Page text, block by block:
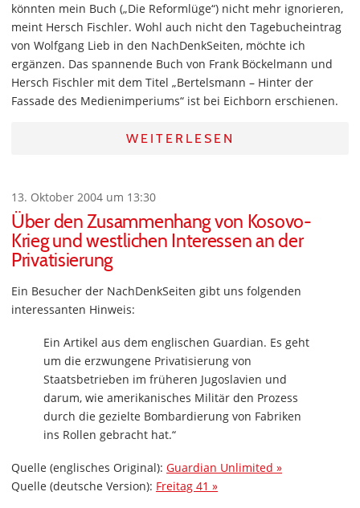
könnten mein Buch („Die Reformlüge“) nicht mehr ignorieren,
meint Hersch Fischler. Wohl auch nicht den Tagebucheintrag
von Wolfgang Lieb in den NachDenkSeiten, möchte ich
ergänzen. Das spannende Buch von Frank Böckelmann und
Hersch Fischler mit dem Titel „Bertelsmann – Hinter der
Fassade des Medienimperiums“ ist bei Eichborn erschienen.
WEITERLESEN
13. Oktober 2004 um 13:30
Über den Zusammenhang von Kosovo-
Krieg und westlichen Interessen an der
Privatisierung
Ein Besucher der NachDenkSeiten gibt uns folgenden
interessanten Hinweis:
Ein Artikel aus dem englischen Guardian. Es geht
um die erzwungene Privatisierung von
Staatsbetrieben im früheren Jugoslavien und
darum, wie amerikanisches Militär den Prozess
durch die gezielte Bombardierung von Fabriken
ins Rollen gebracht hat.“
Quelle (englisches Original): Guardian Unlimited »
Quelle (deutsche Version): Freitag 41 »